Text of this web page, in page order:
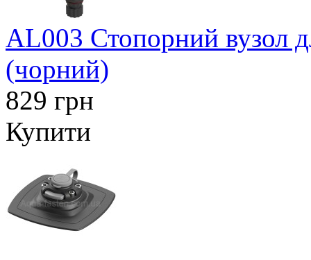
AL003 Стопорний вузол
(чорний)
829 грн
Купити